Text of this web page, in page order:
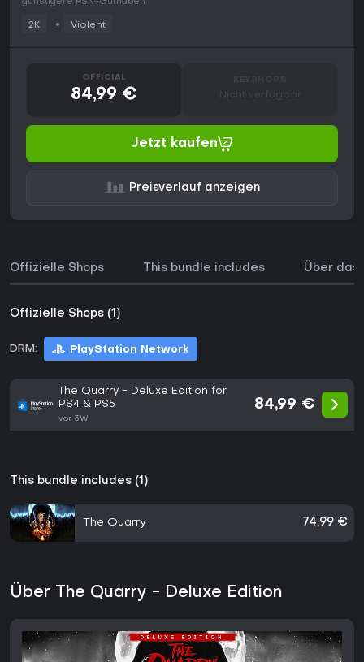
günstigere PSN-Guthaben.
2K Violent
OFFICIAL
84,99 € Nicht verfügbar
Jetzt kaufen
Preisverlauf anzeigen
Offizielle Shops This bundle includes Über das
Offizielle Shops (1)
DRM: PlayStation Network
The Quarry - Deluxe Edition for
PS4 & PS5
vor 3W
84,99 €
This bundle includes (1)
The Quarry 74,99 €
Über The Quarry - Deluxe Edition